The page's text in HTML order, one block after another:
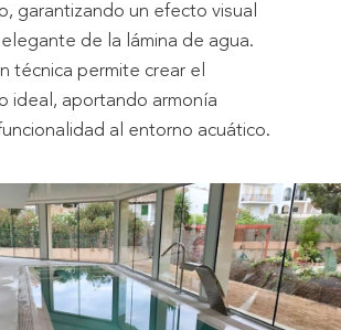
garantizando un efecto visual
de la lámina de agua.
técnica permite crear el
ideal, aportando armonía
al entorno acuático.